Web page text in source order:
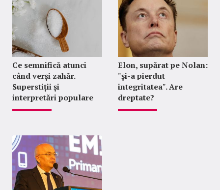
Ce semnifică atunci
când verși zahăr.
Superstiții și
interpretări populare
Elon, supărat pe Nolan:
"şi-a pierdut
integritatea". Are
dreptate?